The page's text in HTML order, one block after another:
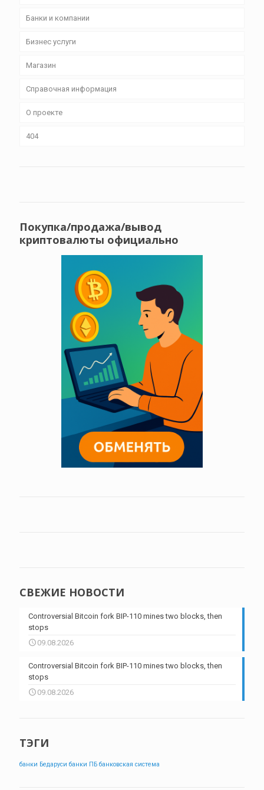
Банки и компании
Бизнес уcлуги
Магазин
Справочная информация
О проекте
404
Покупка/продажа/вывод
криптовалюты официально
СВЕЖИЕ НОВОСТИ
Controversial Bitcoin fork BIP-110 mines two blocks, then
stops
09.08.2026
Controversial Bitcoin fork BIP-110 mines two blocks, then
stops
09.08.2026
ТЭГИ
банки Бедаруси банки ПБ банковская система